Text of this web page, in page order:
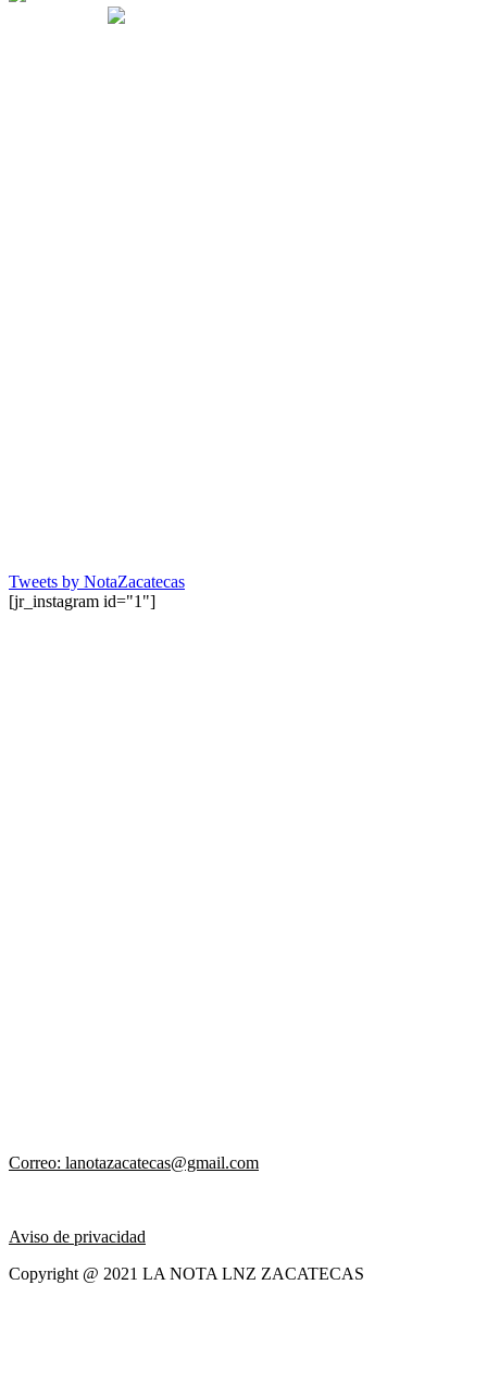
Tweets by NotaZacatecas
[jr_instagram id="1"]
Correo: lanotazacatecas@gmail.com
Aviso de privacidad
Copyright @ 2021 LA NOTA LNZ ZACATECAS